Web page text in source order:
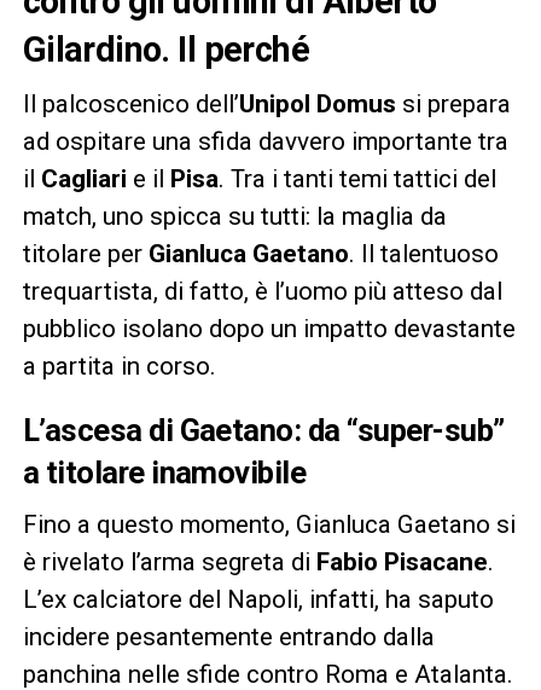
Gilardino. Il perché
Il palcoscenico dell’Unipol Domus si prepara
ad ospitare una sfida davvero importante tra
il Cagliari e il Pisa. Tra i tanti temi tattici del
match, uno spicca su tutti: la maglia da
titolare per Gianluca Gaetano. Il talentuoso
trequartista, di fatto, è l’uomo più atteso dal
pubblico isolano dopo un impatto devastante
a partita in corso.
L’ascesa di Gaetano: da “super-sub”
a titolare inamovibile
Fino a questo momento, Gianluca Gaetano si
è rivelato l’arma segreta di Fabio Pisacane.
L’ex calciatore del Napoli, infatti, ha saputo
incidere pesantemente entrando dalla
panchina nelle sfide contro Roma e Atalanta.